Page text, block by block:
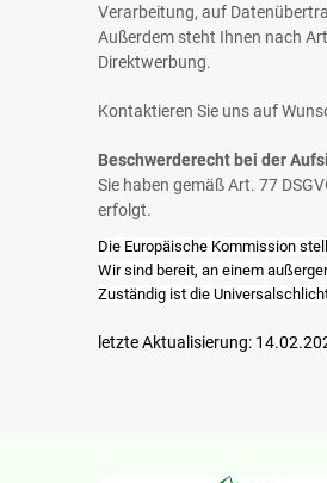
Verarbeitung, auf
Außerdem steht Ihnen nach
Direktwerbung.
Kontaktieren Sie uns auf
Beschwerderecht bei der
Sie haben gemäß Art. 77
erfolgt.
Die Europäische Kommission
Wir sind bereit, an einem
Zuständig ist die
letzte Aktualisierung: